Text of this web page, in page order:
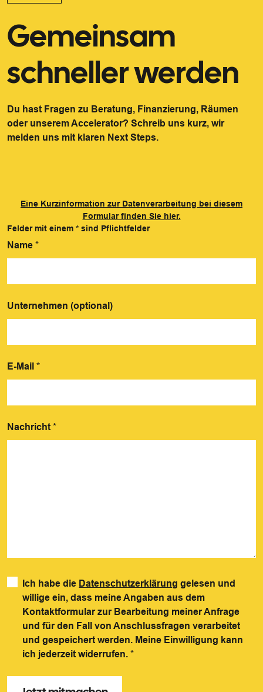
Gemeinsam
schneller werden
Du hast Fragen zu Beratung, Finanzierung, Räumen
oder unserem Accelerator? Schreib uns kurz, wir
melden uns mit klaren Next Steps.
Eine Kurzinformation zur Datenverarbeitung bei diesem
Formular finden Sie hier.
Felder mit einem * sind Pflichtfelder
Name *
Unternehmen (optional)
E-Mail *
Nachricht *
Ich habe die Datenschutzerklärung gelesen und
willige ein, dass meine Angaben aus dem
Kontaktformular zur Bearbeitung meiner Anfrage
und für den Fall von Anschlussfragen verarbeitet
und gespeichert werden. Meine Einwilligung kann
ich jederzeit widerrufen.*